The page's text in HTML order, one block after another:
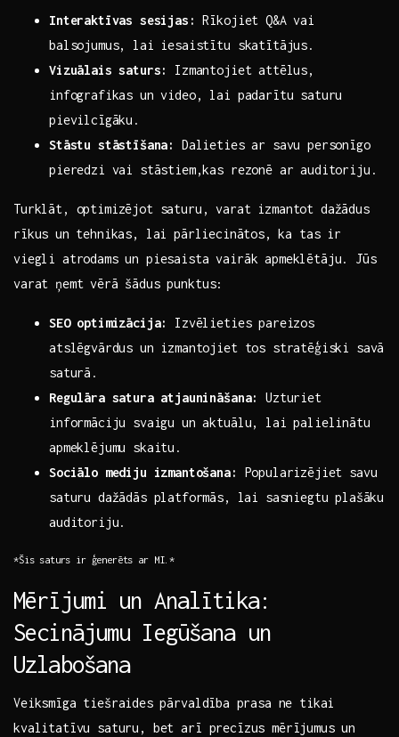
Interaktīvas sesijas: Rīkojiet Q&A vai⁢
balsojumus, lai iesaistītu skatītājus.
Vizuālais saturs:
Izmantojiet attēlus,
infografikas un video, lai padarītu saturu
pievilcīgāku.
Stāstu stāstīšana:
Dalieties ar savu personīgo
pieredzi​ vai stāstiem,kas rezonē ar auditoriju.
Turklāt, optimizējot saturu, varat izmantot dažādus
rīkus⁢ un tehnikas,‍ lai⁤ pārliecinātos,⁤ ka tas ir
viegli atrodams un piesaista​ vairāk apmeklētāju.⁤ Jūs
varat ņemt vērā‍ šādus punktus:
SEO optimizācija:
Izvēlieties pareizos
atslēgvārdus un izmantojiet‌ tos stratēģiski savā
saturā.
Regulāra satura atjaunināšana:
Uzturiet
informāciju ‌svaigu un aktuālu, lai palielinātu
apmeklējumu skaitu.
Sociālo mediju izmantošana:
Popularizējiet savu
saturu dažādās platformās, ⁣lai sasniegtu plašāku
auditoriju.
*Šis saturs ir ‍ģenerēts ar MI.*
Mērījumi un Analītika:
Secinājumu Iegūšana un
Uzlabošana
Veiksmīga tiešraides⁢ pārvaldība ⁣prasa ne tikai
kvalitatīvu saturu, bet arī precīzus mērījumus un